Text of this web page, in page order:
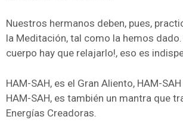
Nuestros hermanos deben, pues,
la Meditación, tal como la hemos dado.
cuerpo hay que relajarlo!, eso es
HAM-SAH, es el Gran Aliento, HAM-
HAM-SAH, es también un mantra que
Energías Creadoras.